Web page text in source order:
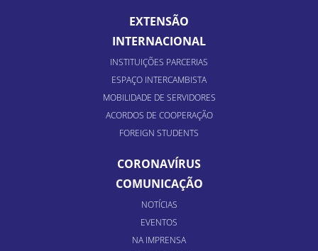
EXTENSÃO
INTERNACIONAL
INSTITUIÇÕES PARCERIAS
ESPAÇO INTERCAMBISTA
MOBILIDADE DE SERVIDORES
ACORDOS DE COOPERAÇÃO
FOREIGN STUDENTS
CORONAVÍRUS
COMUNICAÇÃO
NOTÍCIAS
EVENTOS
NA IMPRENSA